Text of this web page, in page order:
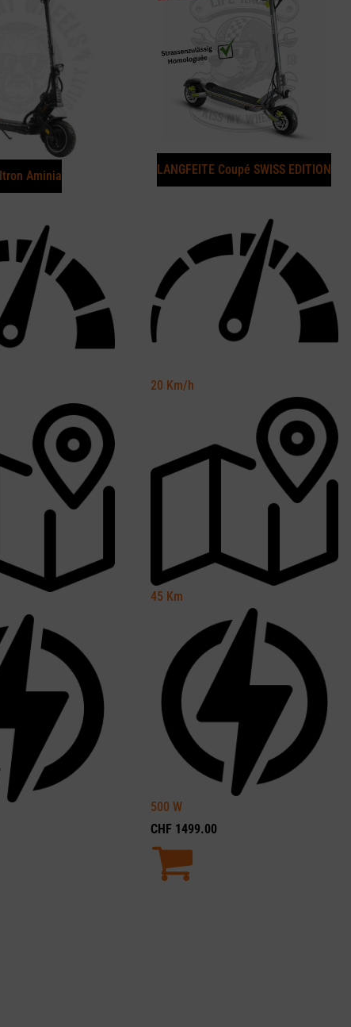
Aminia LANGFEITE Coupé SWISS EDITION
20 Km/h
45 Km
500 W
CHF 1499.00